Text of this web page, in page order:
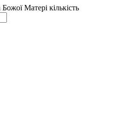
Матері кількість